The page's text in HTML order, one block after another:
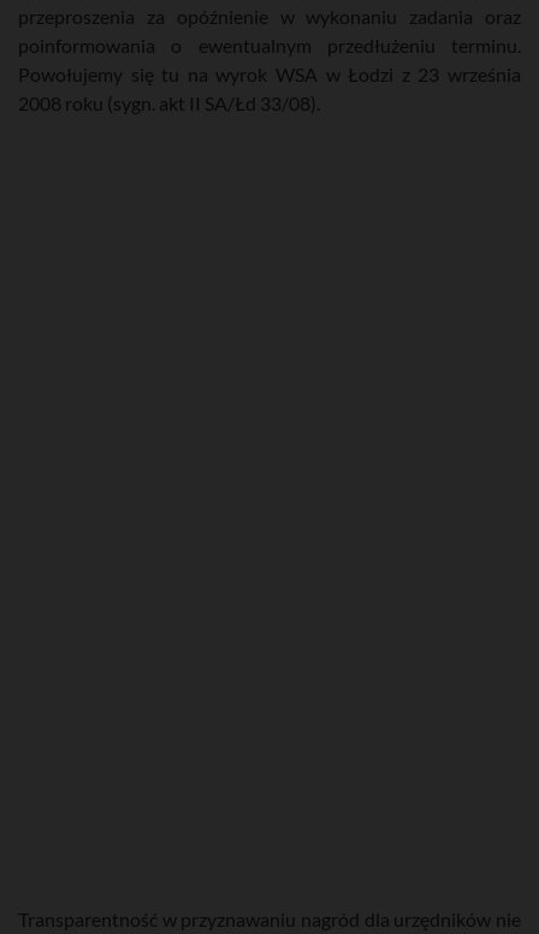
przeproszenia za opóźnienie w wykonaniu zadania oraz
poinformowania o ewentualnym przedłużeniu terminu.
Powołujemy się tu na wyrok WSA w Łodzi z 23 września
2008 roku (sygn. akt II SA/Łd 33/08).
Transparentność w przyznawaniu nagród dla urzędników nie